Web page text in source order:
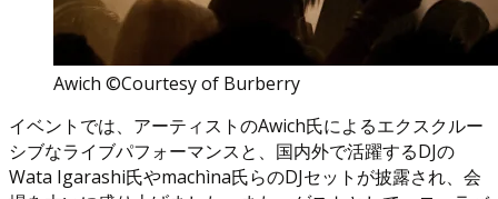
Awich ©Courtesy of Burberry
イベントでは、アーティストのAwich氏によるエクスクルー
シブなライブパフォーマンスと、国内外で活躍するDJの
Wata Igarashi氏やmachìna氏らのDJセットが披露され、会